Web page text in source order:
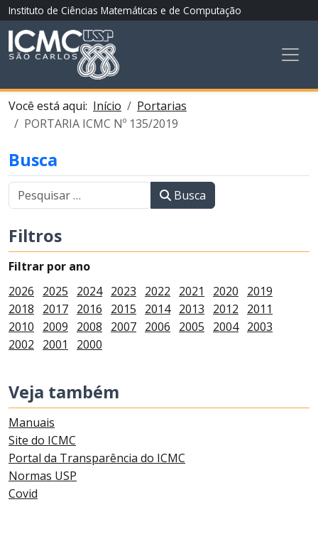
Instituto de Ciências Matemáticas e de Computação
Você está aqui: Início
Portarias
PORTARIA ICMC Nº 135/2019
Busca
Busca
Filtros
Filtrar por ano
2026
2025 2024 2023 2022 2021 2020
2019
2018
2017 2016 2015 2014 2013 2012
2011
2010
2009 2008 2007 2006 2005 2004 2003
2002
2001 2000
Veja também
Manuais
Site do ICMC
Portal da Transparência do ICMC
Normas USP
Covid